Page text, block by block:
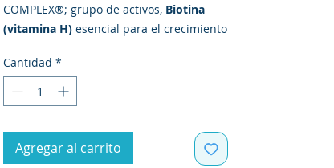
COMPLEX®; grupo de activos, Biotina
(vitamina H) esencial para el crecimiento
detiene la influencia de la DHT.
Cantidad *
Agregar al carrito